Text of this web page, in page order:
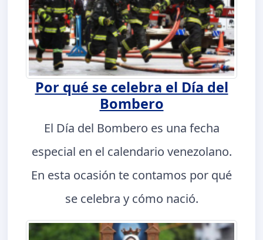
Por qué se celebra el Día del
Bombero
El Día del Bombero es una fecha
especial en el calendario venezolano.
En esta ocasión te contamos por qué
se celebra y cómo nació.